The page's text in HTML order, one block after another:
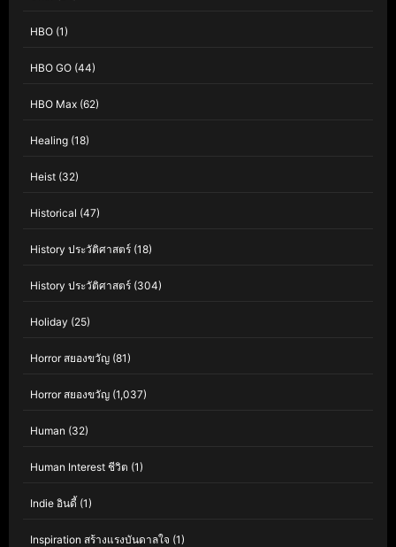
HBO (1)
HBO GO (44)
HBO Max (62)
Healing (18)
Heist (32)
Historical (47)
History ประวัติศาสตร์ (18)
History ประวัติศาสตร์ (304)
Holiday (25)
Horror สยองขวัญ (81)
Horror สยองขวัญ (1,037)
Human (32)
Human Interest ชีวิต (1)
Indie อินดี้ (1)
Inspiration สร้างแรงบันดาลใจ (1)